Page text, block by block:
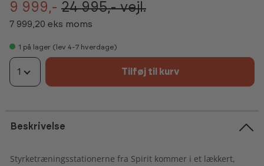
9 999,- 24 995,-vejl.
7 999,20 eks moms
1 på lager (lev 4-7 hverdage)
1 Tilføj til kurv
Beskrivelse
Styrketræningsstationerne fra Spirit kommer i et lækkert,